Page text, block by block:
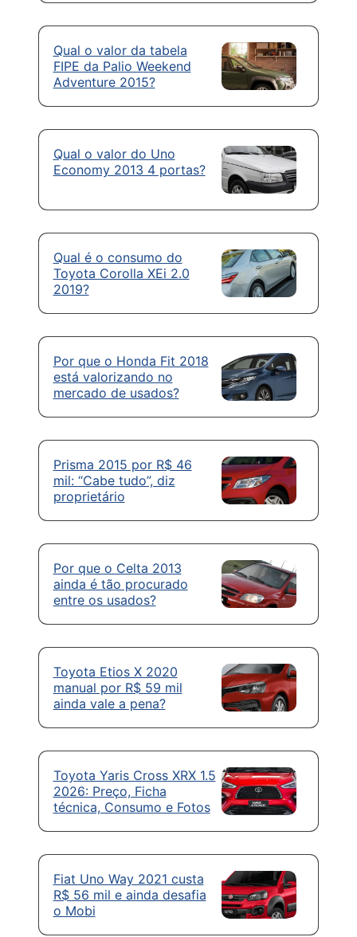
Qual o valor da tabela
FIPE da Palio Weekend
Adventure 2015?
Qual o valor do Uno
Economy 2013 4 portas?
Qual é o consumo do
Toyota Corolla XEi 2.0
2019?
Por que o Honda Fit 2018
está valorizando no
mercado de usados?
Prisma 2015 por R$ 46
mil: “Cabe tudo”, diz
proprietário
Por que o Celta 2013
ainda é tão procurado
entre os usados?
Toyota Etios X 2020
manual por R$ 59 mil
ainda vale a pena?
Toyota Yaris Cross XRX 1.5
2026: Preço, Ficha
técnica, Consumo e Fotos
Fiat Uno Way 2021 custa
R$ 56 mil e ainda desafia
o Mobi